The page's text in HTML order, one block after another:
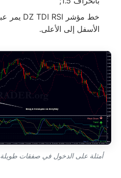
الأسفل إلى الأعلى.
أمثلة على الدخول في صفقات طويلة